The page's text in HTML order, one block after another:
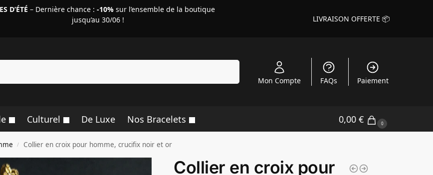
D’ÉTÉ – Dernière chance : -10%sur l’ensemble de la boutique
jusqu’au 30/06 !
LIVRAISON OFFERTE 📦
Mon Compte FAQs Paiement
Culturel De Luxe Nos Bracelets 0,00 € 0
/ Collier en croix pour homme, crucifix noir et or
Collier en croix pour